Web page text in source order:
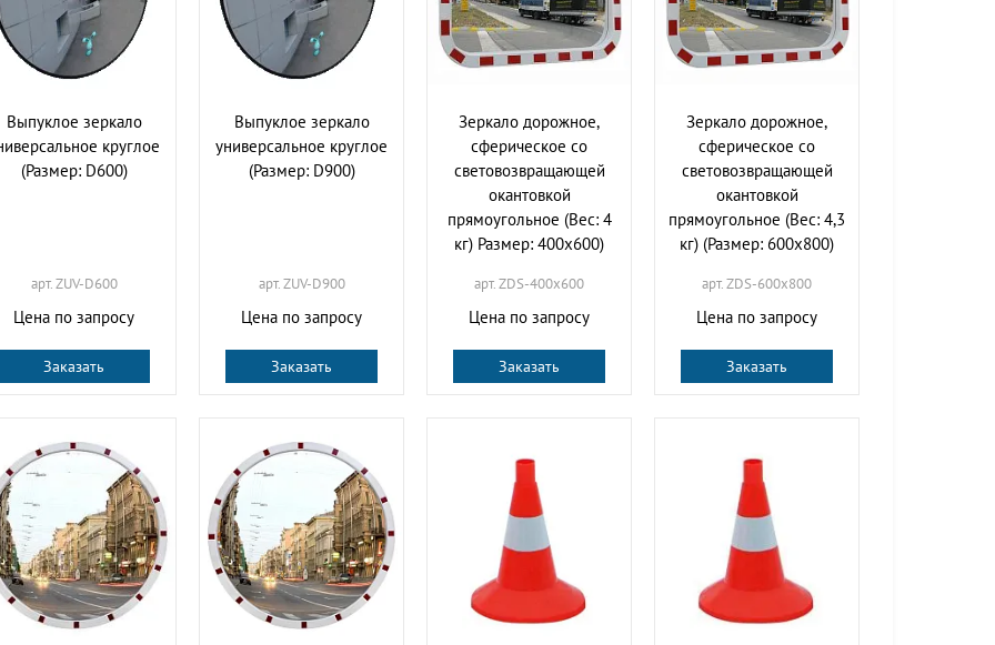
Выпуклое зеркало
круглое
(Размер: D600)
арт. ZUV-D600
Цена по запросу
Заказать
Выпуклое зеркало
универсальное круглое
(Размер: D900)
арт. ZUV-D900
Цена по запросу
Заказать
Зеркало дорожное,
сферическое со
световозвращающей
окантовкой
прямоугольное (Вес: 4
кг) Размер: 400х600)
арт. ZDS-400х600
Цена по запросу
Заказать
Зеркало дорожное,
сферическое со
световозвращающей
окантовкой
прямоугольное (Вес: 4,3
кг) (Размер: 600х800)
арт. ZDS-600х800
Цена по запросу
Заказать